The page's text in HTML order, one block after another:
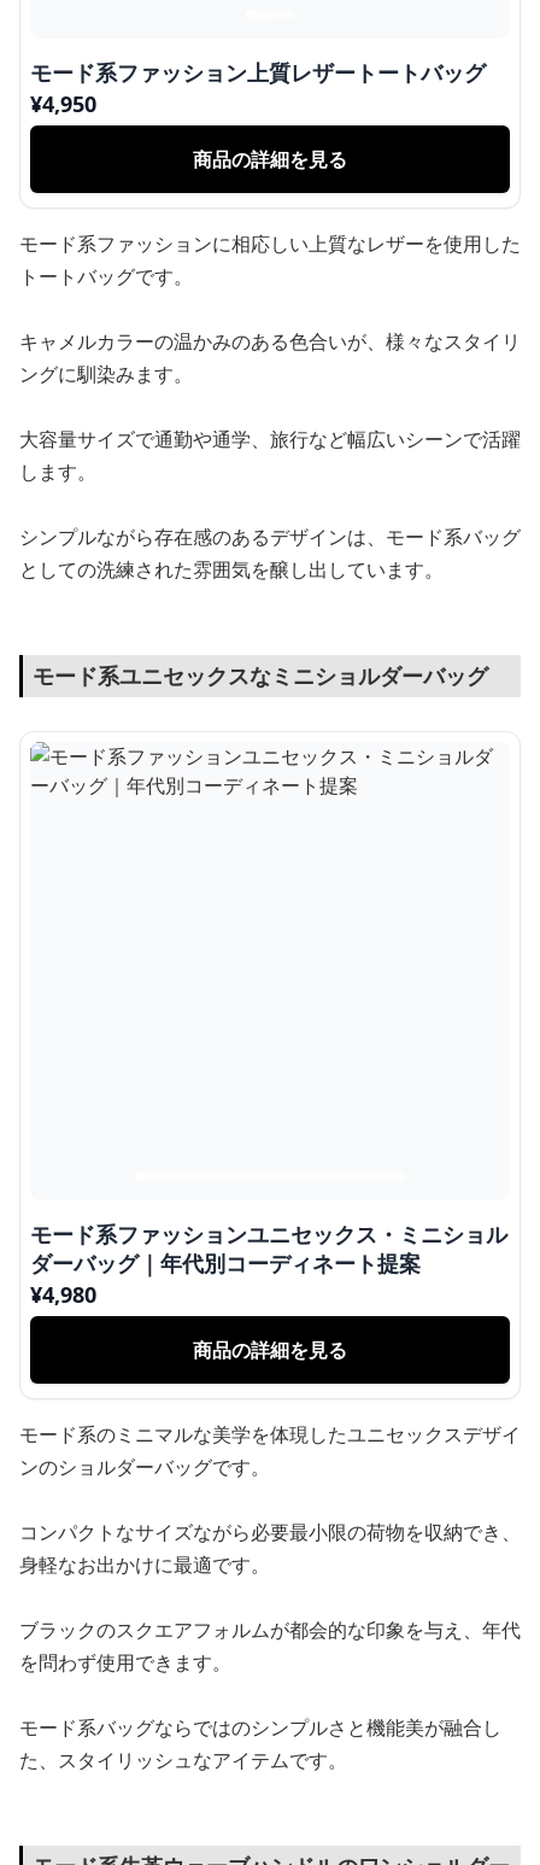
モード系ファッション上質レザートートバッグ
¥4,950
商品の詳細を見る
モード系ファッションに相応しい上質なレザーを使用した
トートバッグです。
キャメルカラーの温かみのある色合いが、様々なスタイリ
ングに馴染みます。
大容量サイズで通勤や通学、旅行など幅広いシーンで活躍
します。
シンプルながら存在感のあるデザインは、モード系バッグ
としての洗練された雰囲気を醸し出しています。
モード系ユニセックスなミニショルダーバッグ
モード系ファッションユニセックス・ミニショル
ダーバッグ｜年代別コーディネート提案
¥4,980
商品の詳細を見る
モード系のミニマルな美学を体現したユニセックスデザイ
ンのショルダーバッグです。
コンパクトなサイズながら必要最小限の荷物を収納でき、
身軽なお出かけに最適です。
ブラックのスクエアフォルムが都会的な印象を与え、年代
を問わず使用できます。
モード系バッグならではのシンプルさと機能美が融合し
た、スタイリッシュなアイテムです。